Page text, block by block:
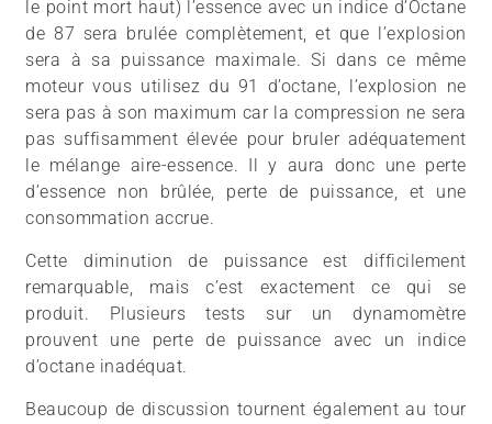
le point mort haut) l’essence avec un indice d’Octane
de 87 sera brulée complètement, et que l’explosion
sera à sa puissance maximale. Si dans ce même
moteur vous utilisez du 91 d’octane, l’explosion ne
sera pas à son maximum car la compression ne sera
pas suffisamment élevée pour bruler adéquatement
le mélange aire-essence. Il y aura donc une perte
d’essence non brûlée, perte de puissance, et une
consommation accrue.
Cette diminution de puissance est difficilement
remarquable, mais c’est exactement ce qui se
produit. Plusieurs tests sur un dynamomètre
prouvent une perte de puissance avec un indice
d’octane inadéquat.
Beaucoup de discussion tournent également au tour